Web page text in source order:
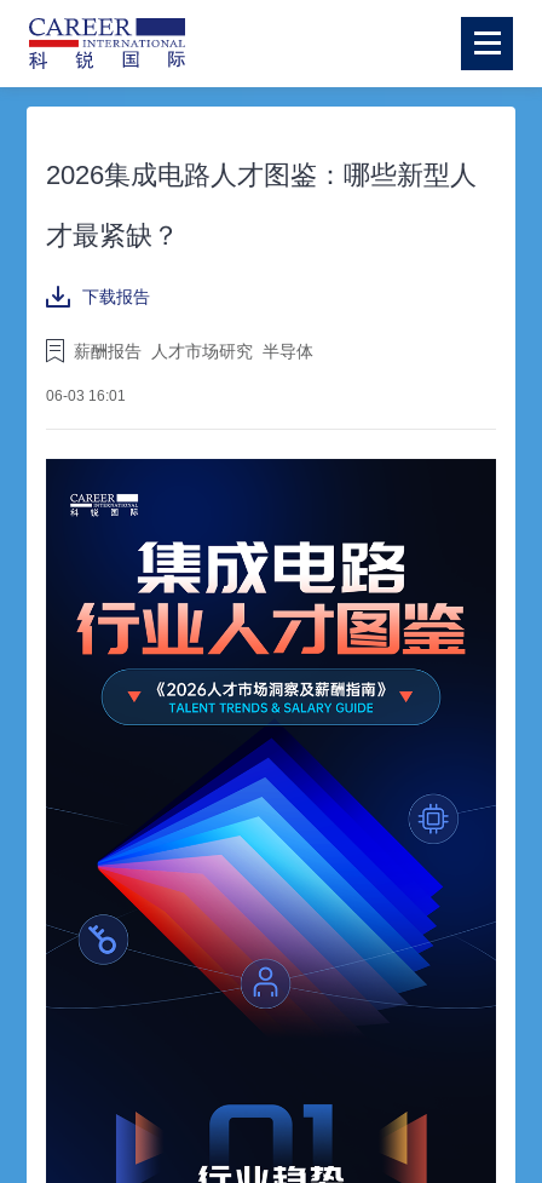
2026集成电路人才图鉴：哪些新型人
才最紧缺？
下载报告
薪酬报告 人才市场研究 半导体
06-03 16:01